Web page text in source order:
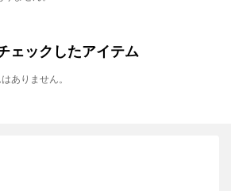
ェックしたアイテム
ありません。